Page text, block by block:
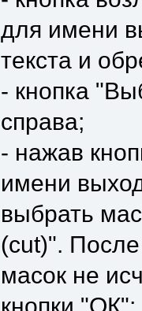
для имени
текста и
- кнопка
справа;
- нажав
имени
выбрать
(cut)".
масок не
кнопки "ОК";